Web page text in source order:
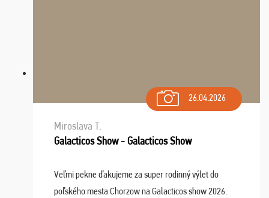
26.04.2026
Miroslava T.
Galacticos Show - Galacticos Show
Veľmi pekne ďakujeme za super rodinný výlet do
poľského mesta Chorzow na Galacticos show 2026.